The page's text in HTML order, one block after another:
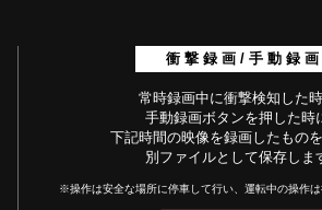
衝撃録画/手動録画
常時録画中に衝撃検知した時
手動録画ボタンを押した時
下記時間の映像を録画したものを
別ファイルとして保存しま
※操作は安全な場所に停車して行い、運転中の操作は